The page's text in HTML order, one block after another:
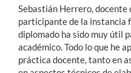
Sebastián Herrero, docente
participante de la instancia
diplomado ha sido muy útil
académico. Todo lo que he
práctica docente, tanto en